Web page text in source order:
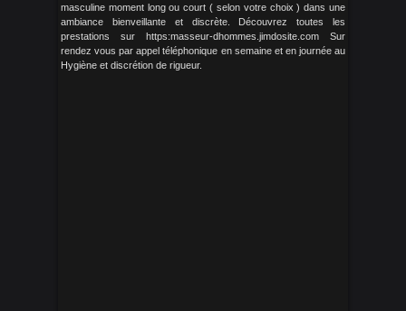
masculine moment long ou court ( selon votre choix ) dans une
ambiance bienveillante et discrète. Découvrez toutes les
prestations sur https:masseur-dhommes.jimdosite.com Sur
rendez vous par appel téléphonique en semaine et en journée au
Hygiène et discrétion de rigueur.